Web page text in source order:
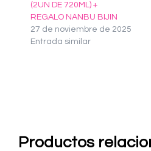
(2UN DE 720ML) +
REGALO NANBU BIJIN
27 de noviembre de 2025
Entrada similar
Productos